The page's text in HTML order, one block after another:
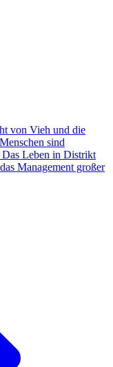
von Vieh und die
sind
Leben in Distrikt
Management großer